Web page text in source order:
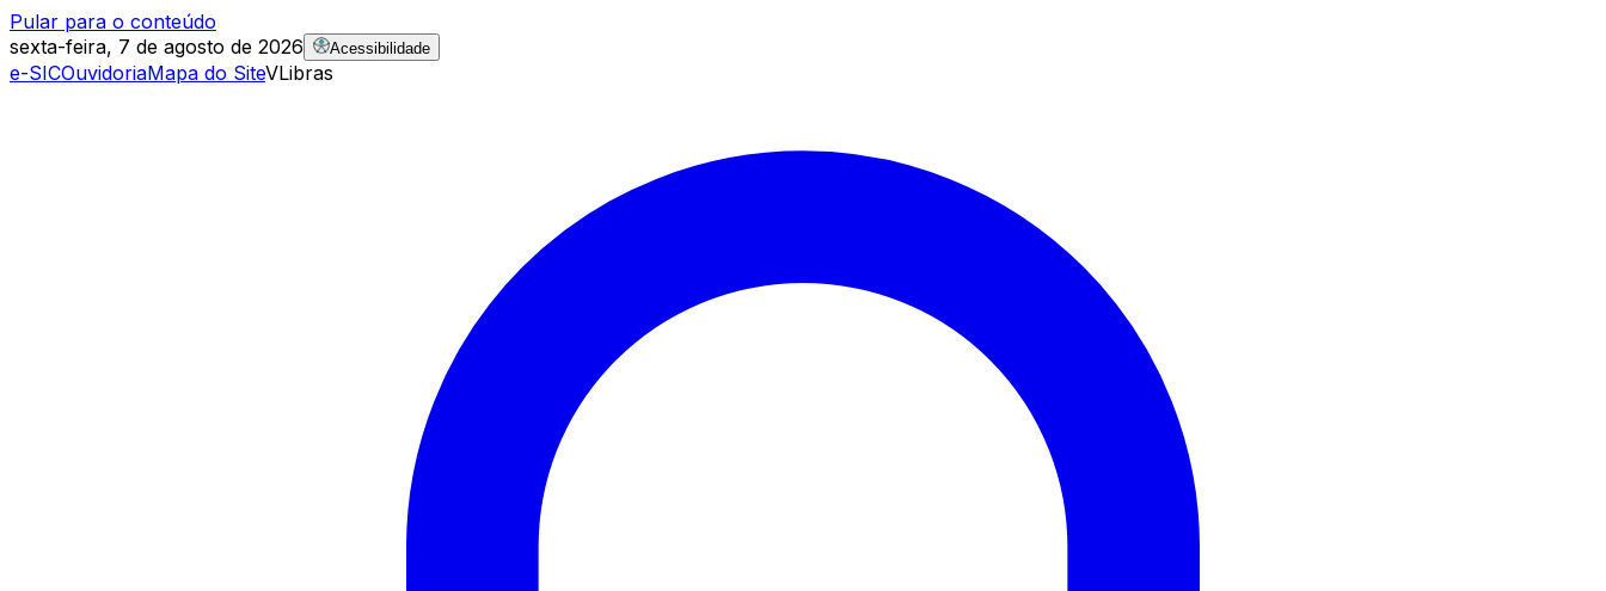
Pular para o conteúdo
sexta-feira, 7 de agosto de 2026
Acessibilidade
e-SICOuvidoriaMapa do SiteVLibras